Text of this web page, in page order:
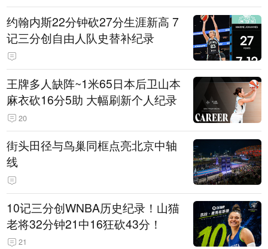
约翰内斯22分钟砍27分生涯新高 7
记三分创自由人队史替补纪录
王牌多人缺阵~1米65日本后卫山本
麻衣砍16分5助 大幅刷新个人纪录
20
街头田径与鸟巢同框点亮北京中轴
线
10记三分创WNBA历史纪录！山猫
老将32分钟21中16狂砍43分！
21